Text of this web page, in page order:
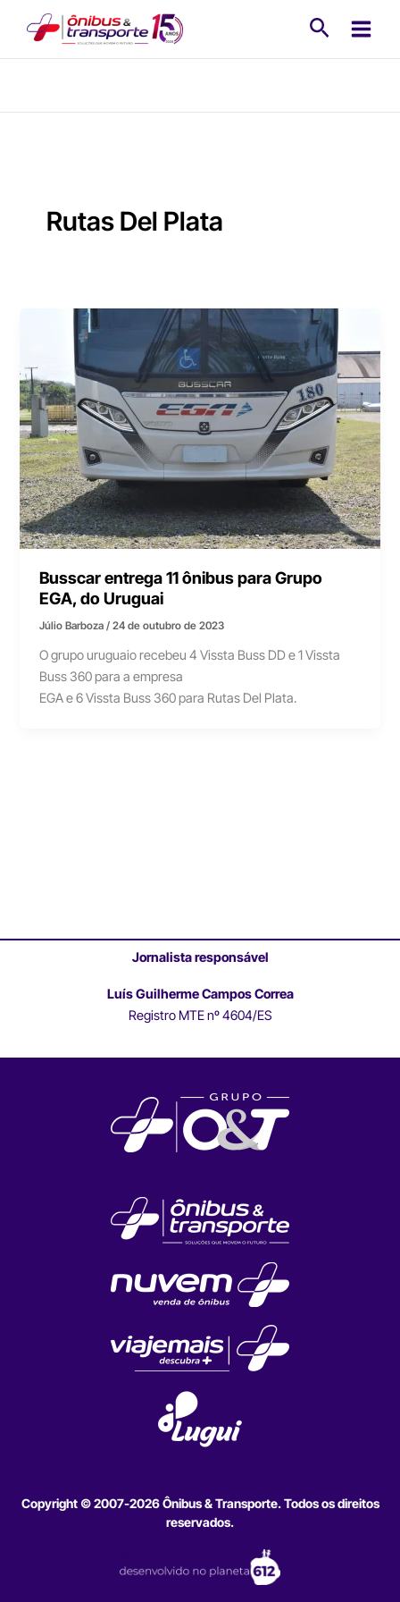
Rutas Del Plata
Busscar entrega 11 ônibus para Grupo
EGA, do Uruguai
Júlio Barboza/24 de outubro de 2023
O grupo uruguaio recebeu 4 Vissta Buss DD e 1 Vissta
Buss 360 para a empresa
EGA e 6 Vissta Buss 360 para Rutas Del Plata.
Jornalista responsável
Luís Guilherme Campos Correa
Registro MTE nº 4604/ES
Copyright © 2007-2026 Ônibus & Transporte. Todos os direitos
reservados.